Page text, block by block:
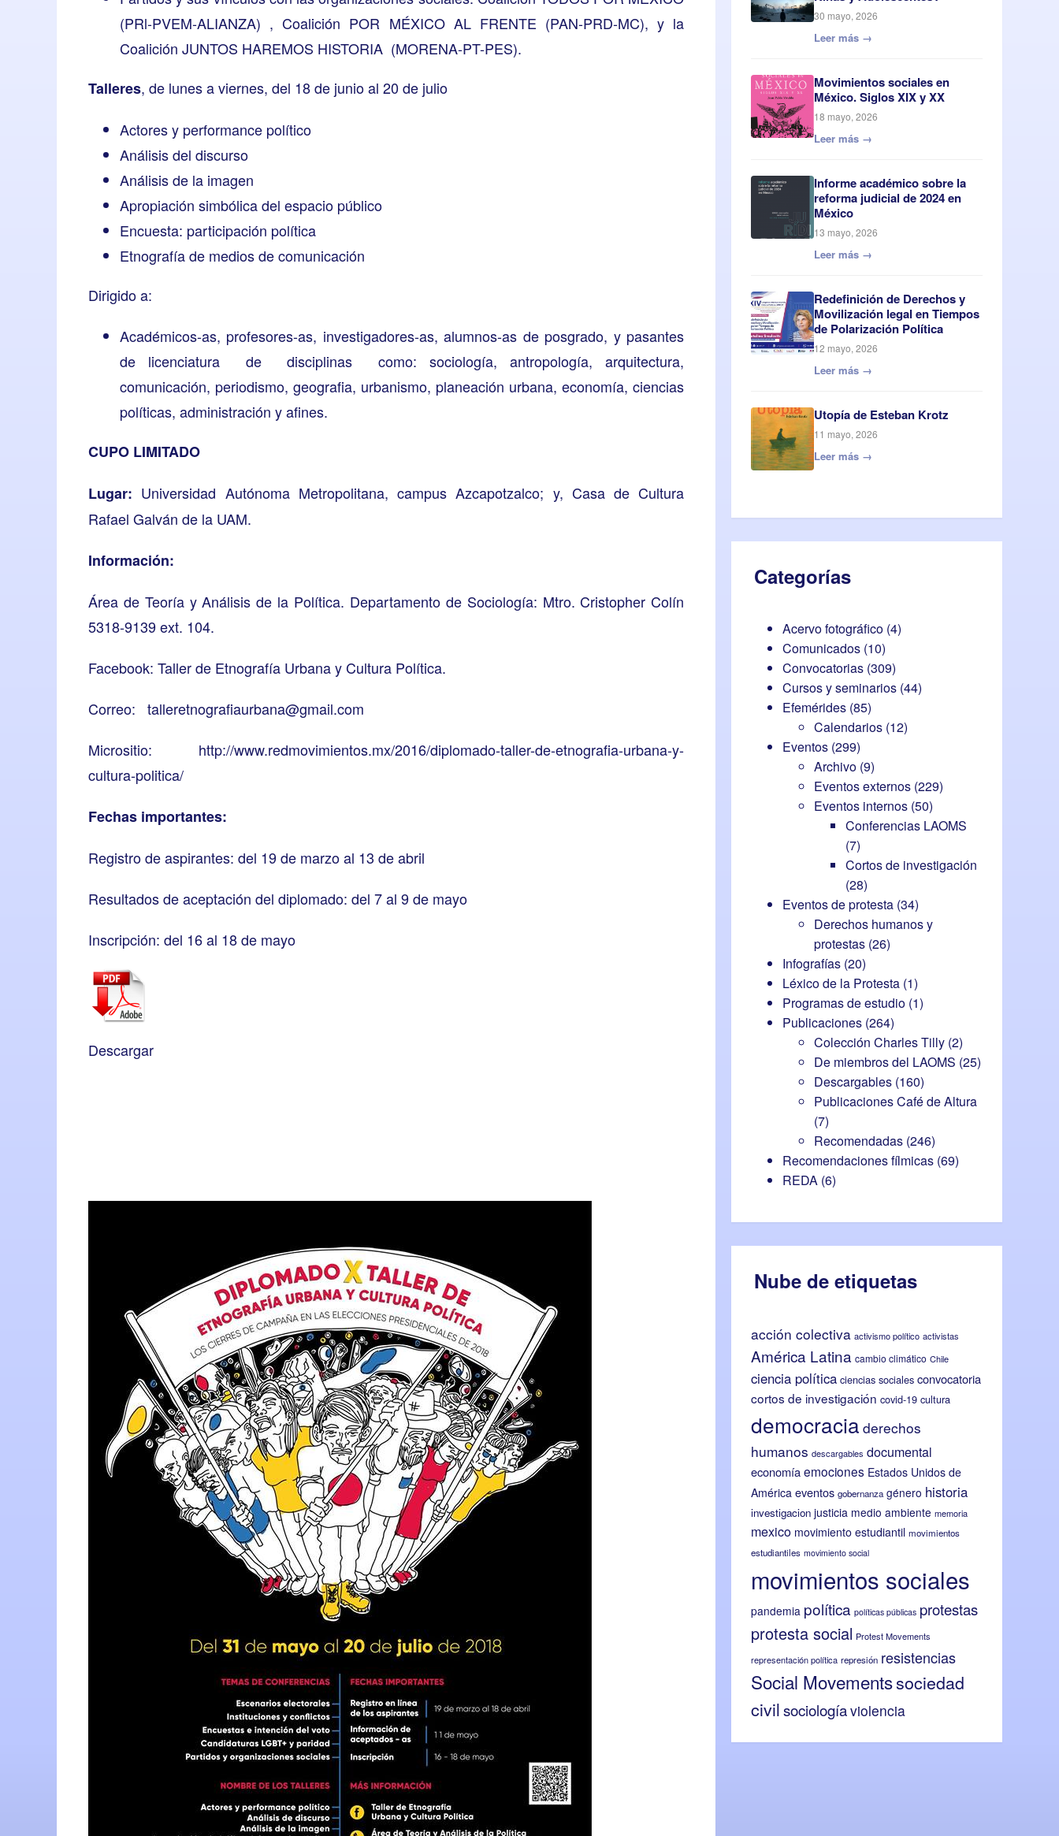
(PRl-PVEM-ALIANZA) , Coalición POR MÉXICO AL FRENTE (PAN-PRD-MC), y la
Coalición JUNTOS HAREMOS HISTORIA (MORENA-PT-PES).
Talleres, de lunes a viernes, del 18 de junio al 20 de julio
Actores y performance político
Análisis del discurso
Análisis de la imagen
Apropiación simbólica del espacio público
Encuesta: participación política
Etnografía de medios de comunicación
Dirigido a:
Académicos-as, profesores-as, investigadores-as, alumnos-as de posgrado, y pasantes
de licenciatura de disciplinas como: sociología, antropología, arquitectura,
comunicación, periodismo, geografia, urbanismo, planeación urbana, economía, ciencias
políticas, administración y afines.
CUPO LIMITADO
Lugar: Universidad Autónoma Metropolitana, campus Azcapotzalco; y, Casa de Cultura
Rafael Galván de la UAM.
Información:
Área de Teoría y Análisis de la Política. Departamento de Sociología: Mtro. Cristopher Colín
5318-9139 ext. 104.
Facebook: Taller de Etnografía Urbana y Cultura Política.
Correo: talleretnografiaurbana@gmail.com
Micrositio: http://www.redmovimientos.mx/2016/diplomado-taller-de-etnografia-urbana-y-
cultura-politica/
Fechas importantes:
Registro de aspirantes: del 19 de marzo al 13 de abril
Resultados de aceptación del diplomado: del 7 al 9 de mayo
Inscripción: del 16 al 18 de mayo
Descargar
30 mayo, 2026
Leer más →
Movimientos sociales en
México. Siglos XIX y XX
18 mayo, 2026
Leer más →
Informe académico sobre la
reforma judicial de 2024 en
México
13 mayo, 2026
Leer más →
Redefinición de Derechos y
Movilización legal en Tiempos
de Polarización Política
12 mayo, 2026
Leer más →
Utopía de Esteban Krotz
11 mayo, 2026
Leer más →
Categorías
Acervo fotográfico (4)
Comunicados (10)
Convocatorias (309)
Cursos y seminarios (44)
Efemérides (85)
Calendarios (12)
Eventos (299)
Archivo (9)
Eventos externos (229)
Eventos internos (50)
Conferencias LAOMS
(7)
Cortos de investigación
(28)
Eventos de protesta (34)
Derechos humanos y
protestas (26)
Infografías (20)
Léxico de la Protesta (1)
Programas de estudio (1)
Publicaciones (264)
Colección Charles Tilly (2)
De miembros del LAOMS (25)
Descargables (160)
Publicaciones Café de Altura
(7)
Recomendadas (246)
Recomendaciones fílmicas (69)
REDA (6)
Nube de etiquetas
acción colectiva activismo político activistas
América Latina cambio climático Chile
ciencia política ciencias sociales convocatoria
cortos de investigación covid-19 cultura
democracia derechos
humanos descargables documental
economía emociones Estados Unidos de
América eventos gobernanza género historia
investigacion justicia medio ambiente memoria
mexico movimiento estudiantil movimientos
estudiantiles movimiento social
movimientos sociales
pandemia política políticas públicas protestas
protesta social Protest Movements
representación política represión resistencias
Social Movementssociedad
civilsociologíaviolencia